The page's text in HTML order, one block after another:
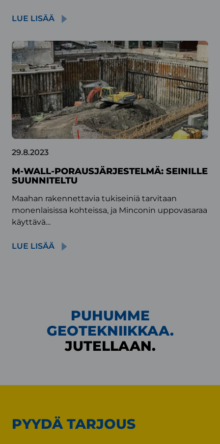
LUE LISÄÄ
29.8.2023
M-WALL-PORAUSJÄRJESTELMÄ: SEINILLE
SUUNNITELTU
Maahan rakennettavia tukiseiniä tarvitaan
monenlaisissa kohteissa, ja Minconin uppovasaraa
käyttävä…
LUE LISÄÄ
PUHUMME
GEOTEKNIIKKAA.
JUTELLAAN.
PYYDÄ TARJOUS